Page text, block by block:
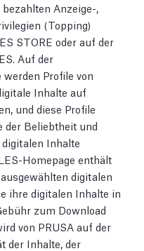
Anzeige-,
(Topping)
STORE oder auf der
Auf der
Profile von
Inhalte auf
und diese Profile
der Beliebtheit und
Inhalte
Homepage enthält
digitalen
ihre digitalen Inhalte in
zum Download
von PRUSA auf der
der Inhalte, der